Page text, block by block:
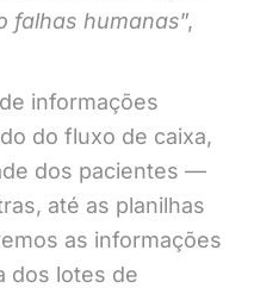
falhas humanas”,
informações
do fluxo de caixa,
dos pacientes —
até as planilhas
as informações
dos lotes de